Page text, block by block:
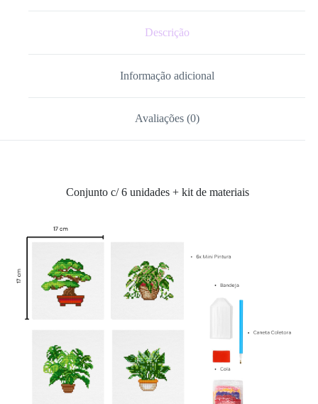
Descrição
Informação adicional
Avaliações (0)
Conjunto c/ 6 unidades + kit de materiais